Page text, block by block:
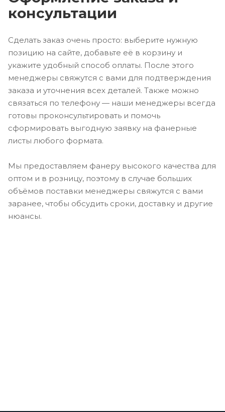
консультации
Сделать заказ очень просто: выберите нужную
позицию на сайте, добавьте её в корзину и
укажите удобный способ оплаты. После этого
менеджеры свяжутся с вами для подтверждения
заказа и уточнения всех деталей. Также можно
связаться по телефону — наши менеджеры всегда
готовы проконсультировать и помочь
сформировать выгодную заявку на фанерные
листы любого формата.
Мы предоставляем фанеру высокого качества для
оптом и в розницу, поэтому в случае больших
объёмов поставки менеджеры свяжутся с вами
заранее, чтобы обсудить сроки, доставку и другие
нюансы.